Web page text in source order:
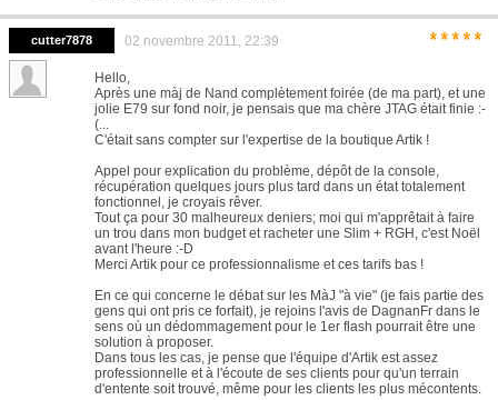
cutter7878 02 novembre 2011, 22:39 *****
Hello,
Après une màj de Nand complètement foirée (de ma part), et une
jolie E79 sur fond noir, je pensais que ma chère JTAG était finie :-
(...
C'était sans compter sur l'expertise de la boutique Artik !
Appel pour explication du problème, dépôt de la console,
récupération quelques jours plus tard dans un état totalement
fonctionnel, je croyais rêver.
Tout ça pour 30 malheureux deniers; moi qui m'apprêtait à faire
un trou dans mon budget et racheter une Slim + RGH, c'est Noël
avant l'heure :-D
Merci Artik pour ce professionnalisme et ces tarifs bas !
En ce qui concerne le débat sur les MàJ "à vie" (je fais partie des
gens qui ont pris ce forfait), je rejoins l'avis de DagnanFr dans le
sens où un dédommagement pour le 1er flash pourrait être une
solution à proposer.
Dans tous les cas, je pense que l'équipe d'Artik est assez
professionnelle et à l'écoute de ses clients pour qu'un terrain
d'entente soit trouvé, même pour les clients les plus mécontents.